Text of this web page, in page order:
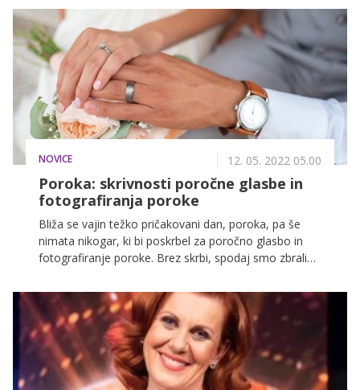
duševno počutje ter v morda sicer turoben vsakdan
prinese svežino, ki prevzame. A to še ni vse, med
plesanjem pokuriš tudi kar nekaj kalorij!
NOVICE 12. 05. 2022 05.00
Poroka: skrivnosti poročne glasbe in
fotografiranja poroke
Bliža se vajin težko pričakovani dan, poroka, pa še
nimata nikogar, ki bi poskrbel za poročno glasbo in
fotografiranje poroke. Brez skrbi, spodaj smo zbrali
lažje našla pravega poročnega ponudnika zase.